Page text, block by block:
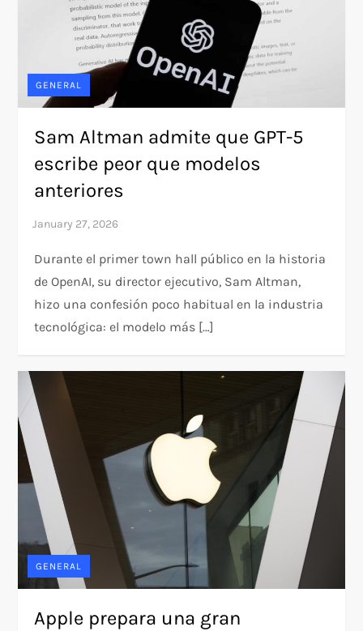
GENERAL
Sam Altman admite que GPT-5
escribe peor que modelos
anteriores
Durante el primer town hall público en la historia
de OpenAI, su director ejecutivo, Sam Altman,
hizo una confesión poco habitual en la industria
tecnológica: el modelo más […]
GENERAL
Apple prepara una gran